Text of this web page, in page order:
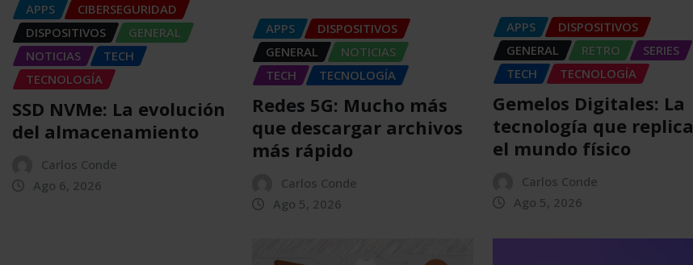
APPS
CIBERSEGURIDAD
DISPOSITIVOS
GENERAL
NOTICIAS
TECH
TECNOLOGÍA
SSD NVMe: La evolución
del almacenamiento
Carlos Conde
Ago 6, 2026
APPS
DISPOSITIVOS
GENERAL
NOTICIAS
TECH
TECNOLOGÍA
Redes 5G: Mucho más
que descargar archivos
más rápido
Carlos Conde
Ago 5, 2026
APPS
DISPOSITIVOS
GENERAL
RETRO
SERIES
TECH
TECNOLOGÍA
Gemelos Digitales: La
tecnología que replica
el mundo físico
Carlos Conde
Ago 5, 2026